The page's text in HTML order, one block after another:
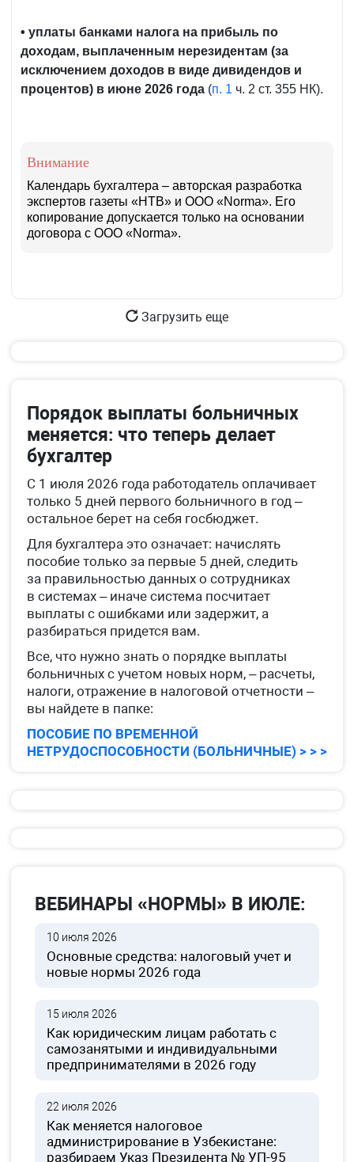
• уплаты банками налога на прибыль по
доходам, выплаченным нерезидентам (за
исключением доходов в виде дивидендов и
процентов) в июне 2026 года (п. 1 ч. 2 ст. 355 НК).
Внимание
Календарь бухгалтера – авторская разработка
экспертов газеты «НТВ» и ООО «Norma». Его
копирование допускается только на основании
договора с ООО «Norma».
Загрузить еще
Порядок выплаты больничных
меняется: что теперь делает
бухгалтер
С 1 июля 2026 года работодатель оплачивает
только 5 дней первого больничного в год –
остальное берет на себя госбюджет.
Для бухгалтера это означает: начислять
пособие только за первые 5 дней, следить
за правильностью данных о сотрудниках
в системах – иначе система посчитает
выплаты с ошибками или задержит, а
разбираться придется вам.
Все, что нужно знать о порядке выплаты
больничных с учетом новых норм, – расчеты,
налоги, отражение в налоговой отчетности –
вы найдете в папке:
ПОСОБИЕ ПО ВРЕМЕННОЙ
НЕТРУДОСПОСОБНОСТИ (БОЛЬНИЧНЫЕ) > > >
ВЕБИНАРЫ «НОРМЫ» В ИЮЛЕ:
10 июля 2026
Основные средства: налоговый учет и
новые нормы 2026 года
15 июля 2026
Как юридическим лицам работать с
самозанятыми и индивидуальными
предпринимателями в 2026 году
22 июля 2026
Как меняется налоговое
администрирование в Узбекистане:
разбираем Указ Президента № УП-95